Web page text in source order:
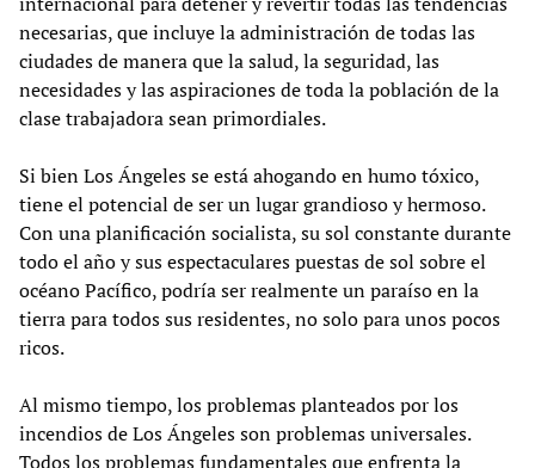
necesarias, que incluye la administración de todas las
ciudades de manera que la salud, la seguridad, las
necesidades y las aspiraciones de toda la población de la
clase trabajadora sean primordiales.
Si bien Los Ángeles se está ahogando en humo tóxico,
tiene el potencial de ser un lugar grandioso y hermoso.
Con una planificación socialista, su sol constante durante
todo el año y sus espectaculares puestas de sol sobre el
océano Pacífico, podría ser realmente un paraíso en la
tierra para todos sus residentes, no solo para unos pocos
ricos.
Al mismo tiempo, los problemas planteados por los
incendios de Los Ángeles son problemas universales.
Todos los problemas fundamentales que enfrenta la